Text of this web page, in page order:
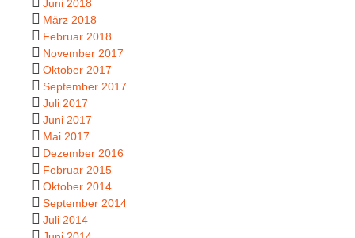
Juni 2018
März 2018
Februar 2018
November 2017
Oktober 2017
September 2017
Juli 2017
Juni 2017
Mai 2017
Dezember 2016
Februar 2015
Oktober 2014
September 2014
Juli 2014